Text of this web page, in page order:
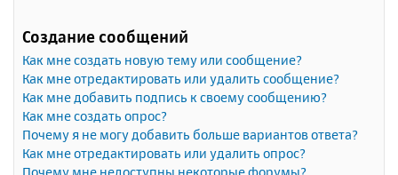
Создание сообщений
Как мне создать новую тему или сообщение?
Как мне отредактировать или удалить сообщение?
Как мне добавить подпись к своему сообщению?
Как мне создать опрос?
Почему я не могу добавить больше вариантов ответа?
Как мне отредактировать или удалить опрос?
Почему мне недоступны некоторые форумы?